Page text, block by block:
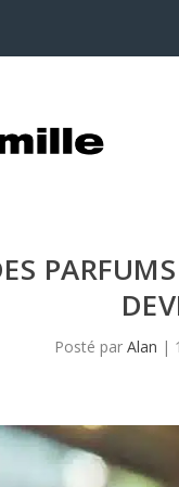
Posté par Alan |